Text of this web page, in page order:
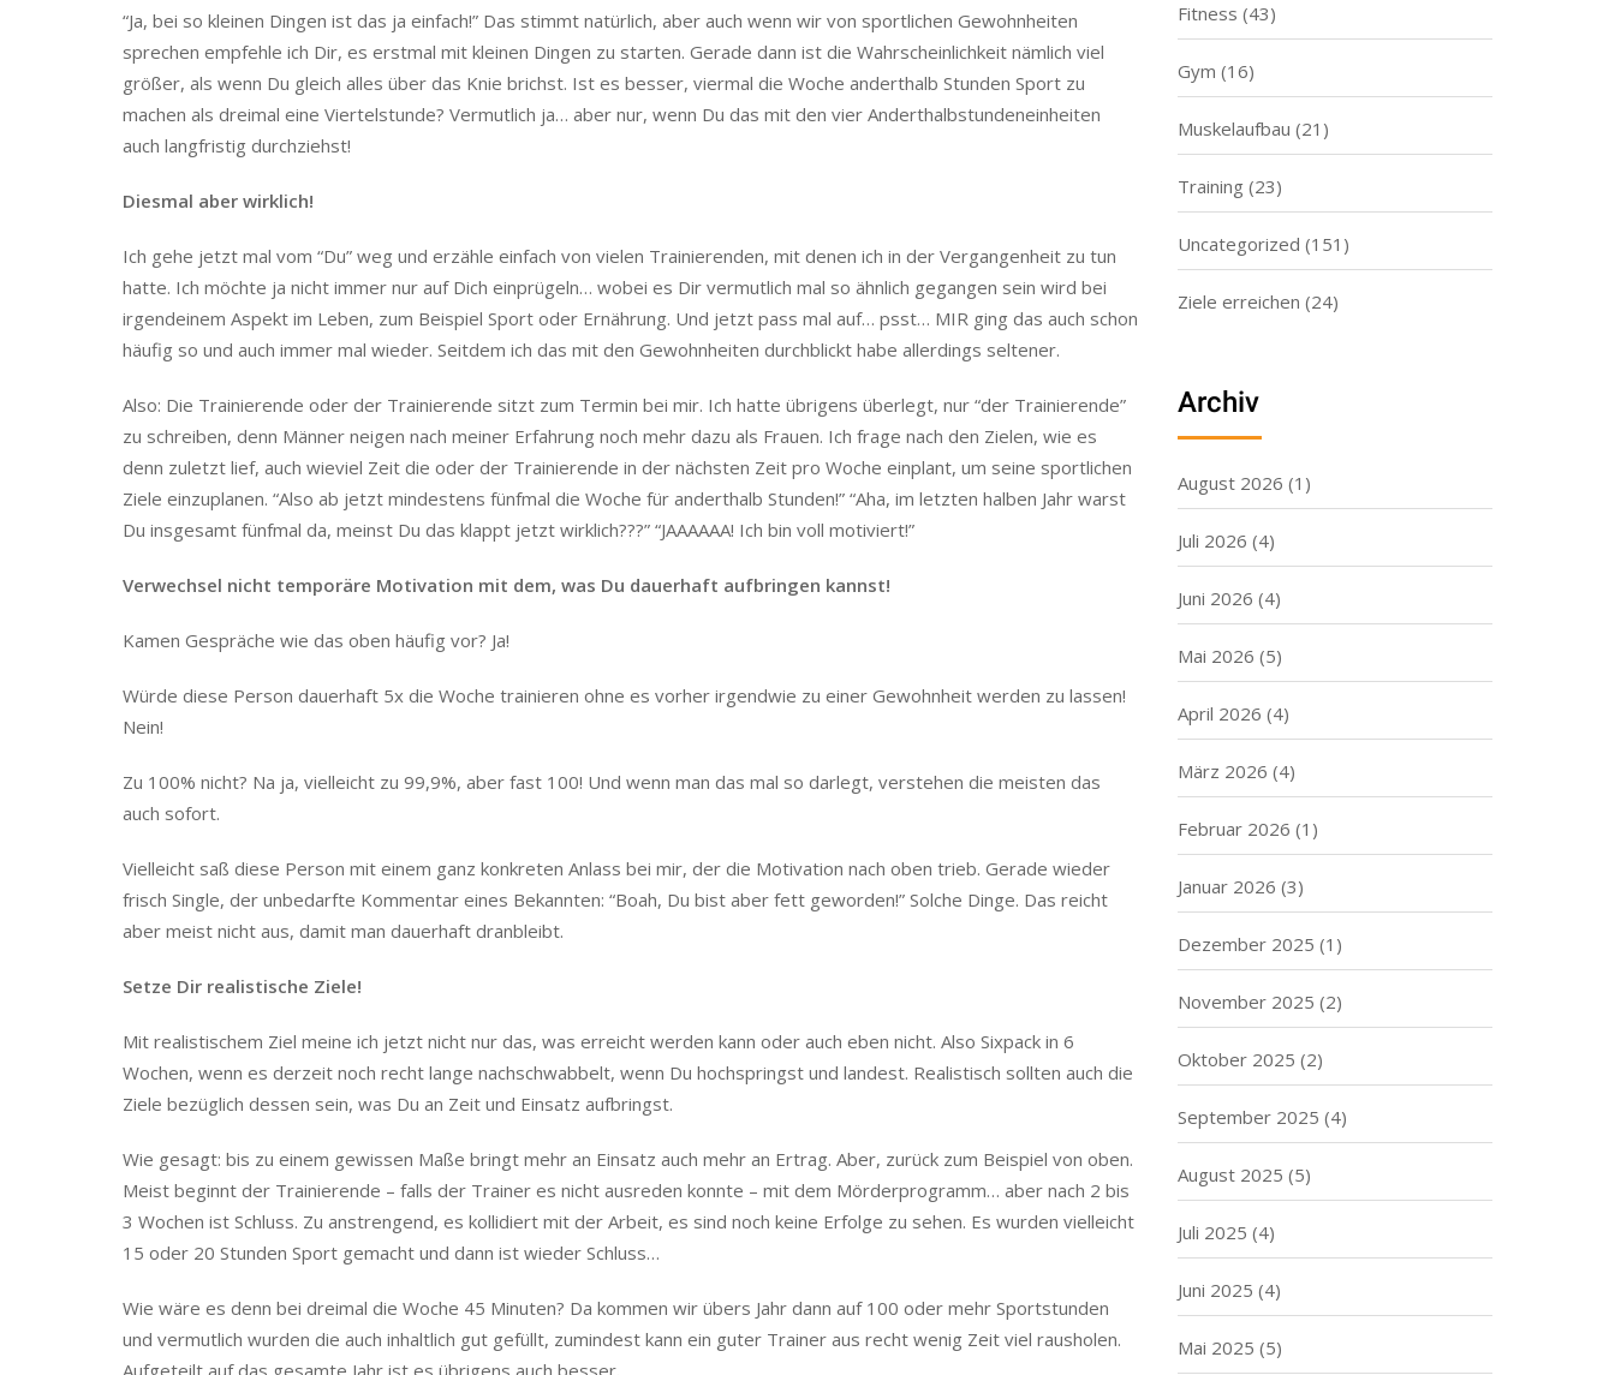
“Ja, bei so kleinen Dingen ist das ja einfach!” Das stimmt natürlich, aber auch wenn wir von sportlichen Gewohnheiten
sprechen empfehle ich Dir, es erstmal mit kleinen Dingen zu starten. Gerade dann ist die Wahrscheinlichkeit nämlich viel
größer, als wenn Du gleich alles über das Knie brichst. Ist es besser, viermal die Woche anderthalb Stunden Sport zu
machen als dreimal eine Viertelstunde? Vermutlich ja… aber nur, wenn Du das mit den vier Anderthalbstundeneinheiten
auch langfristig durchziehst!
Diesmal aber wirklich!
Ich gehe jetzt mal vom “Du” weg und erzähle einfach von vielen Trainierenden, mit denen ich in der Vergangenheit zu tun
hatte. Ich möchte ja nicht immer nur auf Dich einprügeln… wobei es Dir vermutlich mal so ähnlich gegangen sein wird bei
irgendeinem Aspekt im Leben, zum Beispiel Sport oder Ernährung. Und jetzt pass mal auf… psst… MIR ging das auch schon
häufig so und auch immer mal wieder. Seitdem ich das mit den Gewohnheiten durchblickt habe allerdings seltener.
Also: Die Trainierende oder der Trainierende sitzt zum Termin bei mir. Ich hatte übrigens überlegt, nur “der Trainierende”
zu schreiben, denn Männer neigen nach meiner Erfahrung noch mehr dazu als Frauen. Ich frage nach den Zielen, wie es
denn zuletzt lief, auch wieviel Zeit die oder der Trainierende in der nächsten Zeit pro Woche einplant, um seine sportlichen
Ziele einzuplanen. “Also ab jetzt mindestens fünfmal die Woche für anderthalb Stunden!” “Aha, im letzten halben Jahr warst
Du insgesamt fünfmal da, meinst Du das klappt jetzt wirklich???” “JAAAAAA! Ich bin voll motiviert!”
Verwechsel nicht temporäre Motivation mit dem, was Du dauerhaft aufbringen kannst!
Kamen Gespräche wie das oben häufig vor? Ja!
Würde diese Person dauerhaft 5x die Woche trainieren ohne es vorher irgendwie zu einer Gewohnheit werden zu lassen!
Nein!
Zu 100% nicht? Na ja, vielleicht zu 99,9%, aber fast 100! Und wenn man das mal so darlegt, verstehen die meisten das
auch sofort.
Vielleicht saß diese Person mit einem ganz konkreten Anlass bei mir, der die Motivation nach oben trieb. Gerade wieder
frisch Single, der unbedarfte Kommentar eines Bekannten: “Boah, Du bist aber fett geworden!” Solche Dinge. Das reicht
aber meist nicht aus, damit man dauerhaft dranbleibt.
Setze Dir realistische Ziele!
Mit realistischem Ziel meine ich jetzt nicht nur das, was erreicht werden kann oder auch eben nicht. Also Sixpack in 6
Wochen, wenn es derzeit noch recht lange nachschwabbelt, wenn Du hochspringst und landest. Realistisch sollten auch die
Ziele bezüglich dessen sein, was Du an Zeit und Einsatz aufbringst.
Wie gesagt: bis zu einem gewissen Maße bringt mehr an Einsatz auch mehr an Ertrag. Aber, zurück zum Beispiel von oben.
Meist beginnt der Trainierende – falls der Trainer es nicht ausreden konnte – mit dem Mörderprogramm… aber nach 2 bis
3 Wochen ist Schluss. Zu anstrengend, es kollidiert mit der Arbeit, es sind noch keine Erfolge zu sehen. Es wurden vielleicht
15 oder 20 Stunden Sport gemacht und dann ist wieder Schluss…
Wie wäre es denn bei dreimal die Woche 45 Minuten? Da kommen wir übers Jahr dann auf 100 oder mehr Sportstunden
und vermutlich wurden die auch inhaltlich gut gefüllt, zumindest kann ein guter Trainer aus recht wenig Zeit viel rausholen.
Aufgeteilt auf das gesamte Jahr ist es übrigens auch besser.
Fitness (43)
Gym (16)
Muskelaufbau (21)
Training (23)
Uncategorized (151)
Ziele erreichen (24)
Archiv
August 2026 (1)
Juli 2026 (4)
Juni 2026 (4)
Mai 2026 (5)
April 2026 (4)
März 2026 (4)
Februar 2026 (1)
Januar 2026 (3)
Dezember 2025 (1)
November 2025 (2)
Oktober 2025 (2)
September 2025 (4)
August 2025 (5)
Juli 2025 (4)
Juni 2025 (4)
Mai 2025 (5)